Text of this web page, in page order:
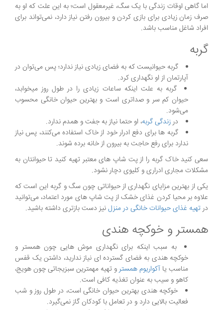
اما گاهی اوقات زندگی با یک سگ، غیرمعقول است؛ به این علت که او به
صرف زمان زیادی برای بازی کردن و بیرون رفتن نیاز دارد، نمی‌تواند برای
افراد شاغل مناسب باشد.
گربه
گربه حیوانیست که به فضای زیادی نیاز ندارد؛ پس می‌توان در
آپارتمان از او نگهداری کرد.
گربه به علت اینکه ساعات زیادی را در طول روز میخوابد،
حیوان کم سر و صداتری است و بهترین حیوان خانگی محسوب
می‌شود.
درزندگی گربه، او حتما نیاز به جفت و همدم ندارد.
گربه ها برای دفع ادرار خود از خاک استفاده می‌کنند، پس نیاز
ندارد برای رفع حاجت به بیرون از خانه برده شوند.
سعی کنید خاک گربه را از پت شاپ های معتبر تهیه کنید تا حیوانتان به
مشکلات مجاری ادراری و کلیوی دچار نشود.
یکی از بهترین مزایای نگهداری از حیواناتی چون سگ و گربه این است که
علاوه بر محیا کردن غذای خشک از پت شاپ های مورد اعتماد، می‌توانید
درتهیه غذای حیوانات خانگی در منزلنیز دست بازتری داشته باشید.
همستر و خوکچه هندی
به سبب اینکه برای نگهداری موش هایی چون همستر و
خوکچه هندی به فضای گسترده ای نیاز ندارید، داشتن یک قفس
مناسب یا آکواریوم همسترو تهیه مهمترین سبزیجاتی چون هویج،
کاهو و سیب به عنوان تغذیه کافی است.
خوکچه هندی بهترین حیوان خانگی است، در طول روز و شب
فعالیت بالایی دارد و در تعامل با کودکان گاز نمی‌گیرد.